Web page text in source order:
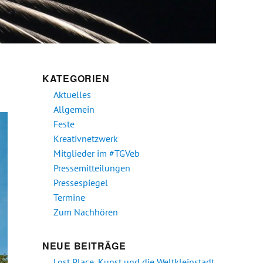
KATEGORIEN
Aktuelles
Allgemein
Feste
Kreativnetzwerk
Mitglieder im #TGVeb
Pressemitteilungen
Pressespiegel
Termine
Zum Nachhören
NEUE BEITRÄGE